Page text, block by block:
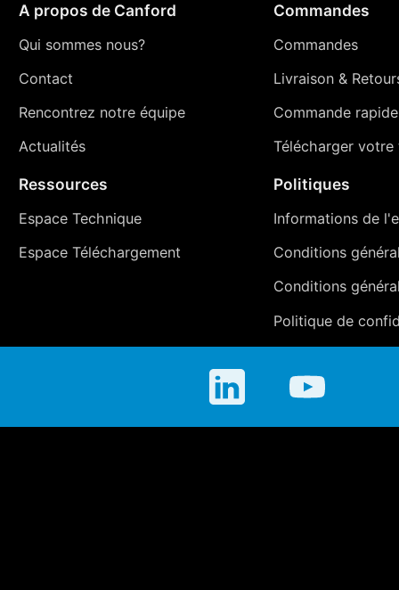
A propos de Canford
Qui sommes nous?
Contact
Rencontrez notre équipe
Actualités
Commandes
Commandes
Livraison&
Commande rapide
Télécharger votre
Ressources
Espace Technique
Espace Téléchargement
Politiques
Informations de
Conditions
Conditions
Politique de